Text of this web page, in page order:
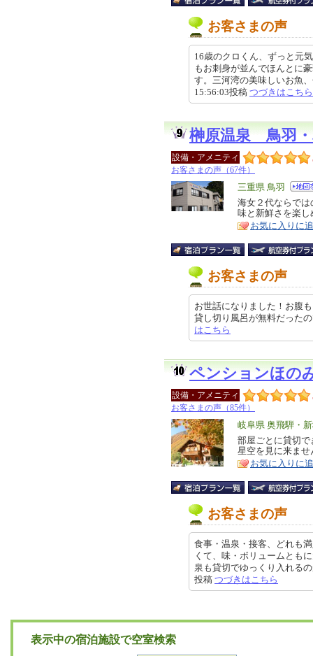
お客さまの声
16歳のクロくん、ずっと元
もお刺身が並んでほんとに
す。三河湾の美味しいお魚
15:56:03投稿 つづきはこちら
榊原温泉 鳥羽
設備・アメニティ
お客さまの声（67件）
エ
リ
ア
三重県 鳥羽
特
徴
海女２代ならで
味と新鮮さを楽
お気に入りに
お客さまの声
お世話になりました！お腹
貸し切り風呂が無料だった
はこちら
ペンションほの
設備・アメニティ
お客さまの声（85件）
エ
リ
ア
岐阜県 奥飛騨・
特
徴
部屋ごとに貸切
星空を見に来ませ
お気に入りに
お客さまの声
食事・温泉・接客、どれも
くて、味・ボリュームとも
泉も貸切でゆっくり入れる
投稿 つづきはこちら
表示中の宿泊施設で空室検索